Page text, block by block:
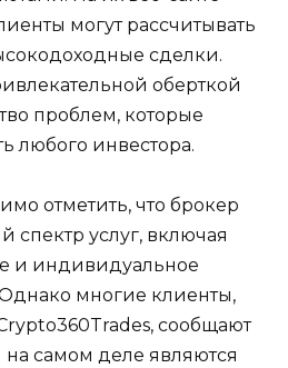
могут рассчитывать
сделки.
оберткой
проблем, которые
любого инвестора.
отметить, что брокер
спектр услуг, включая
и индивидуальное
многие клиенты,
сообщают
на самом деле являются